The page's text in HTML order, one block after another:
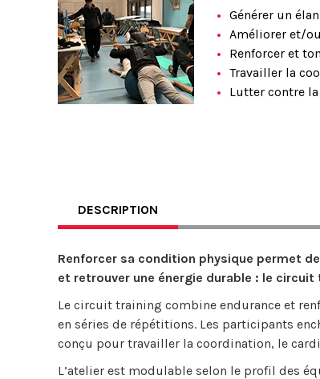
Générer un
Améliorer et/
Renforcer et
Travailler la
Lutter contre
DESCRIPTION
Renforcer sa condition physique permet
et retrouver une énergie durable : le
Le circuit training combine endurance et
en séries de répétitions. Les participants
conçu pour travailler la coordination, le
L’atelier est modulable selon le profil des